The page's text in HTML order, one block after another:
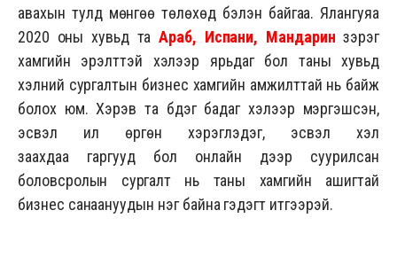
авахын тулд мөнгөө төлөхөд бэлэн байгаа. Ялангуяа
2020 оны хувьд таАраб, Испани, Мандарин зэрэг
хамгийн эрэлттэй хэлээр ярьдаг бол таны хувьд
хэлний сургалтын бизнес хамгийн амжилттай нь байж
болох юм. Хэрэв та бүдэг бадаг хэлээр мэргэшсэн,
эсвэл илүү өргөн хэрэглэдэг, эсвэл хэл
заахдаа гаргууд бол онлайн дээр суурилсан
боловсролын сургалт нь таны хамгийн ашигтай
бизнес санаануудын нэг байна гэдэгт итгээрэй.